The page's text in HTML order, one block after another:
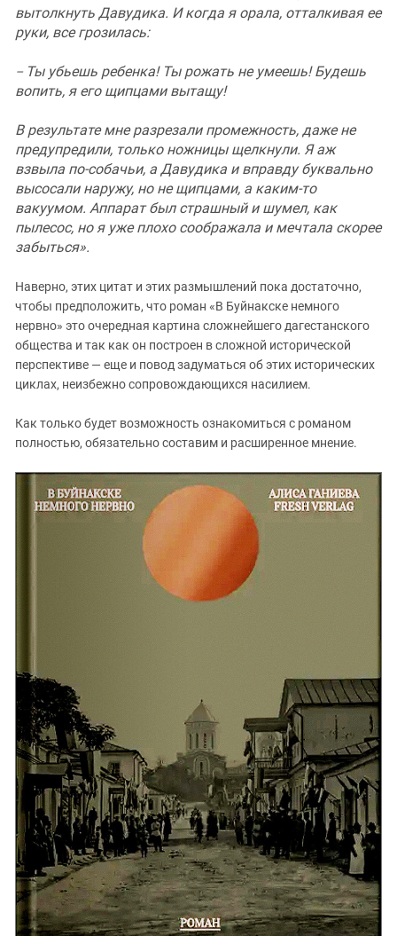
вытолкнуть Давудика. И когда я орала, отталкивая ее
руки, все грозилась:
– Ты убьешь ребенка! Ты рожать не умеешь! Будешь
вопить, я его щипцами вытащу!
В результате мне разрезали промежность, даже не
предупредили, только ножницы щелкнули. Я аж
взвыла по-собачьи, а Давудика и вправду буквально
высосали наружу, но не щипцами, а каким-то
вакуумом. Аппарат был страшный и шумел, как
пылесос, но я уже плохо соображала и мечтала скорее
забыться».
Наверно, этих цитат и этих размышлений пока достаточно,
чтобы предположить, что роман «В Буйнакске немного
нервно» это очередная картина сложнейшего дагестанского
общества и так как он построен в сложной исторической
перспективе — еще и повод задуматься об этих исторических
циклах, неизбежно сопровождающихся насилием.
Как только будет возможность ознакомиться с романом
полностью, обязательно составим и расширенное мнение.